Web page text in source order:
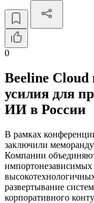
0
Beeline
усилия для
ИИ в России
В рамках
заключили
Компании
импортонезависимых
развертывание
корпоративного